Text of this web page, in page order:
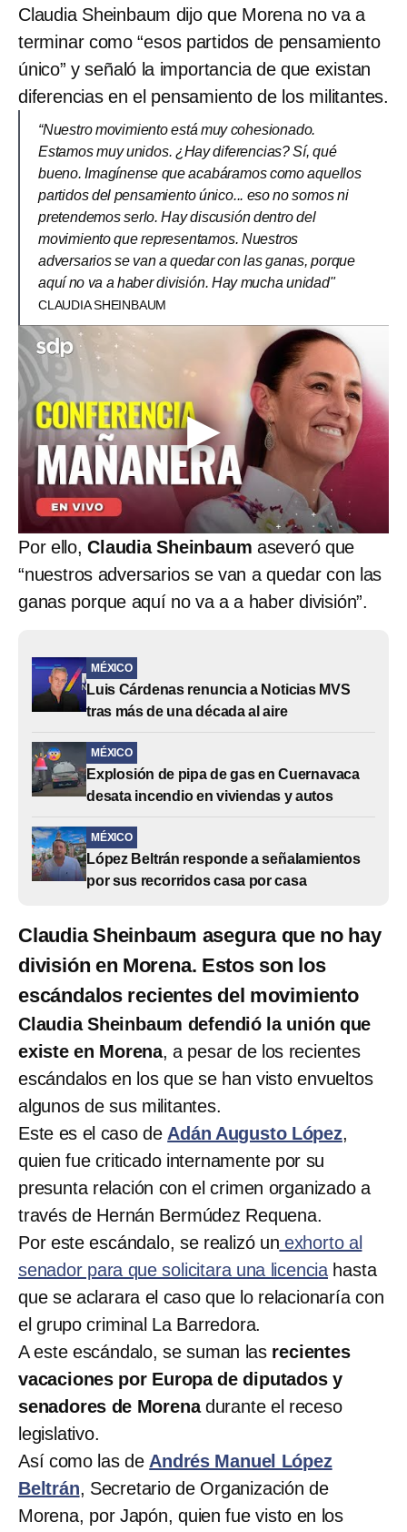
Claudia Sheinbaum dijo que Morena no va a
terminar como “esos partidos de pensamiento
único” y señaló la importancia de que existan
diferencias en el pensamiento de los militantes.
“Nuestro movimiento está muy cohesionado.
Estamos muy unidos. ¿Hay diferencias? Sí, qué
bueno. Imagínense que acabáramos como aquellos
partidos del pensamiento único... eso no somos ni
pretendemos serlo. Hay discusión dentro del
movimiento que representamos. Nuestros
adversarios se van a quedar con las ganas, porque
aquí no va a haber división. Hay mucha unidad"
CLAUDIA SHEINBAUM
Por ello,Claudia Sheinbaum aseveró que
“nuestros adversarios se van a quedar con las
ganas porque aquí no va a a haber división”.
MÉXICO
Luis Cárdenas renuncia a Noticias MVS
tras más de una década al aire
MÉXICO
Explosión de pipa de gas en Cuernavaca
desata incendio en viviendas y autos
MÉXICO
López Beltrán responde a señalamientos
por sus recorridos casa por casa
Claudia Sheinbaum asegura que no hay
división en Morena. Estos son los
escándalos recientes del movimiento
Claudia Sheinbaum defendió la unión que
existe en Morena, a pesar de los recientes
escándalos en los que se han visto envueltos
algunos de sus militantes.
Este es el caso deAdán Augusto López,
quien fue criticado internamente por su
presunta relación con el crimen organizado a
través de Hernán Bermúdez Requena.
Por este escándalo, se realizó un exhorto al
senador para que solicitara una licencia hasta
que se aclarara el caso que lo relacionaría con
el grupo criminal La Barredora.
A este escándalo, se suman las recientes
vacaciones por Europa de diputados y
senadores de Morenadurante el receso
legislativo.
Así como las deAndrés Manuel López
Beltrán, Secretario de Organización de
Morena, por Japón, quien fue visto en los